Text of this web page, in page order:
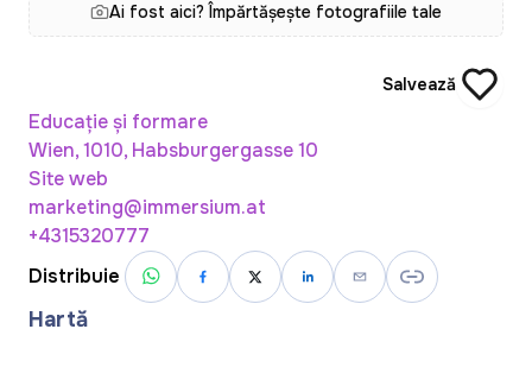
Ai fost aici? Împărtășește fotografiile tale
Salvează
Educație și formare
Wien, 1010, Habsburgergasse 10
Site web
marketing@immersium.at
+4315320777
Distribuie
Hartă